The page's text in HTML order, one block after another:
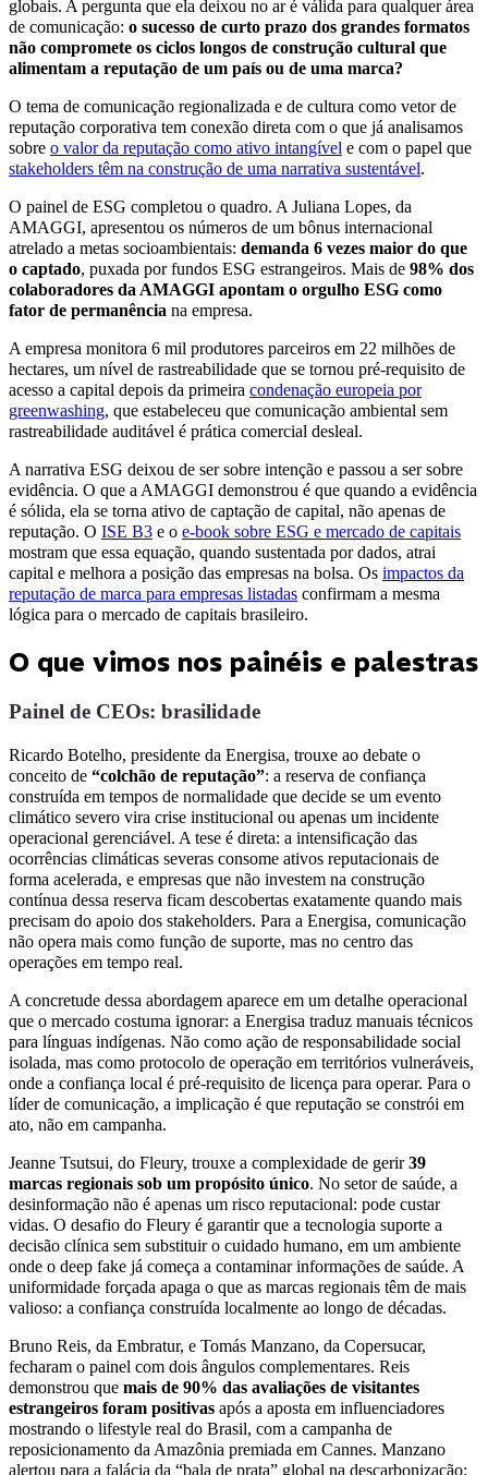
globais. A pergunta que ela deixou no ar é válida para qualquer área
de comunicação: o sucesso de curto prazo dos grandes formatos
não compromete os ciclos longos de construção cultural que
alimentam a reputação de um país ou de uma marca?
O tema de comunicação regionalizada e de cultura como vetor de
reputação corporativa tem conexão direta com o que já analisamos
sobre o valor da reputação como ativo intangível e com o papel que
stakeholders têm na construção de uma narrativa sustentável.
O painel de ESG completou o quadro. A Juliana Lopes, da
AMAGGI, apresentou os números de um bônus internacional
atrelado a metas socioambientais: demanda 6 vezes maior do que
o captado, puxada por fundos ESG estrangeiros. Mais de 98% dos
colaboradores da AMAGGI apontam o orgulho ESG como
fator de permanência na empresa.
A empresa monitora 6 mil produtores parceiros em 22 milhões de
hectares, um nível de rastreabilidade que se tornou pré-requisito de
acesso a capital depois da primeira condenação europeia por
greenwashing, que estabeleceu que comunicação ambiental sem
rastreabilidade auditável é prática comercial desleal.
A narrativa ESG deixou de ser sobre intenção e passou a ser sobre
evidência. O que a AMAGGI demonstrou é que quando a evidência
é sólida, ela se torna ativo de captação de capital, não apenas de
reputação. O ISE B3 e o e-book sobre ESG e mercado de capitais
mostram que essa equação, quando sustentada por dados, atrai
capital e melhora a posição das empresas na bolsa. Os impactos da
reputação de marca para empresas listadas confirmam a mesma
lógica para o mercado de capitais brasileiro.
O que vimos nos painéis e palestras
Painel de CEOs: brasilidade
Ricardo Botelho, presidente da Energisa, trouxe ao debate o
conceito de “colchão de reputação”: a reserva de confiança
construída em tempos de normalidade que decide se um evento
climático severo vira crise institucional ou apenas um incidente
operacional gerenciável. A tese é direta: a intensificação das
ocorrências climáticas severas consome ativos reputacionais de
forma acelerada, e empresas que não investem na construção
contínua dessa reserva ficam descobertas exatamente quando mais
precisam do apoio dos stakeholders. Para a Energisa, comunicação
não opera mais como função de suporte, mas no centro das
operações em tempo real.
A concretude dessa abordagem aparece em um detalhe operacional
que o mercado costuma ignorar: a Energisa traduz manuais técnicos
para línguas indígenas. Não como ação de responsabilidade social
isolada, mas como protocolo de operação em territórios vulneráveis,
onde a confiança local é pré-requisito de licença para operar. Para o
líder de comunicação, a implicação é que reputação se constrói em
ato, não em campanha.
Jeanne Tsutsui, do Fleury, trouxe a complexidade de gerir39
marcas regionais sob um propósito único. No setor de saúde, a
desinformação não é apenas um risco reputacional: pode custar
vidas. O desafio do Fleury é garantir que a tecnologia suporte a
decisão clínica sem substituir o cuidado humano, em um ambiente
onde o deep fake já começa a contaminar informações de saúde. A
uniformidade forçada apaga o que as marcas regionais têm de mais
valioso: a confiança construída localmente ao longo de décadas.
Bruno Reis, da Embratur, e Tomás Manzano, da Copersucar,
fecharam o painel com dois ângulos complementares. Reis
demonstrou que mais de 90% das avaliações de visitantes
estrangeiros foram positivas após a aposta em influenciadores
mostrando o lifestyle real do Brasil, com a campanha de
reposicionamento da Amazônia premiada em Cannes. Manzano
alertou para a falácia da “bala de prata” global na descarbonização: